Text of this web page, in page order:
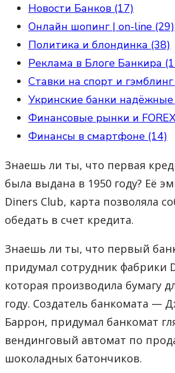
Новости Банков (17)
Онлайн шопинг | on-line (29)
Политика и блондинка (38)
Реклама в Блоге Банкира
Ставки на спорт и
Укринские банки
Финансовые рынки и
Финансы в смартфоне (14)
Знаешь ли ты, что первая
была выдана в 1950 году? Её
Diners Club, карта позволяла
обедать в счет кредита.
Знаешь ли ты, что первый
придумал сотрудник фабрики
которая производила бумагу
году. Создатель банкомата —
Баррон, придумал банкомат
вендинговый автомат по
шоколадных батончиков.